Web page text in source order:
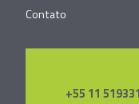
Contato
+55 11